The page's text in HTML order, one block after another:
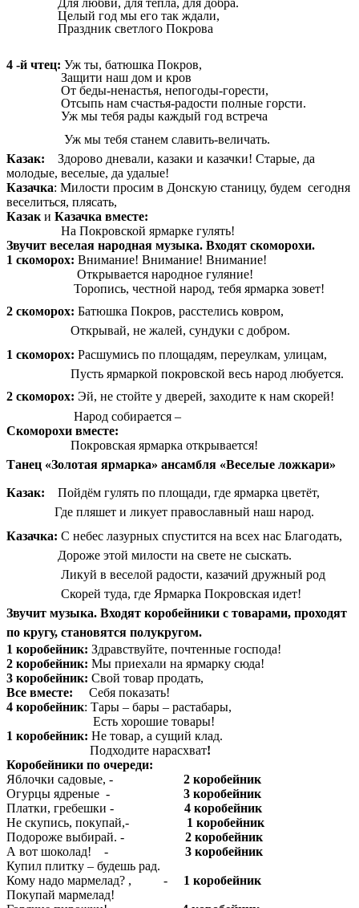
Целый год мы его так ждали,
Праздник светлого Покрова
4 -й чтец: Уж ты, батюшка Покров,
Защити наш дом и кров
От беды-ненастья, непогоды-горести,
Отсыпь нам счастья-радости полные горсти.
Уж мы тебя рады каждый год встреча
Уж мы тебя станем славить-величать.
Казак: Здорово дневали, казаки и казачки! Старые, да
молодые, веселые, да удалые!
Казачка: Милости просим в Донскую станицу, будем сегодня
веселиться, плясать,
Казак и Казачка вместе:
На Покровской ярмарке гулять!
Звучит веселая народная музыка. Входят скоморохи.
1 скоморох: Внимание! Внимание! Внимание!
Открывается народное гуляние!
Торопись, честной народ, тебя ярмарка зовет!
2 скоморох: Батюшка Покров, расстелись ковром,
Открывай, не жалей, сундуки с добром.
1 скоморох: Расшумись по площадям, переулкам, улицам,
Пусть ярмаркой покровской весь народ любуется.
2 скоморох: Эй, не стойте у дверей, заходите к нам скорей!
Народ собирается –
Скоморохи вместе:
Покровская ярмарка открывается!
Танец «Золотая ярмарка» ансамбля «Веселые ложкари»
Казак: Пойдём гулять по площади, где ярмарка цветёт,
Где пляшет и ликует православный наш народ.
Казачка: С небес лазурных спустится на всех нас Благодать,
Дороже этой милости на свете не сыскать.
Ликуй в веселой радости, казачий дружный род
Скорей туда, где Ярмарка Покровская идет!
Звучит музыка. Входят коробейники с товарами, проходят
по кругу, становятся полукругом.
1 коробейник: Здравствуйте, почтенные господа!
2 коробейник: Мы приехали на ярмарку сюда!
3 коробейник: Свой товар продать,
Все вместе: Себя показать!
4 коробейник: Тары – бары – растабары,
Есть хорошие товары!
1 коробейник: Не товар, а сущий клад.
Подходите нарасхват!
Коробейники по очереди:
Яблочки садовые, - 2 коробейник
Огурцы ядреные - 3 коробейник
Платки, гребешки - 4 коробейник
Не скупись, покупай,- 1 коробейник
Подороже выбирай. - 2 коробейник
А вот шоколад! - 3 коробейник
Купил плитку – будешь рад.
Кому надо мармелад? , - 1 коробейник
Покупай мармелад!